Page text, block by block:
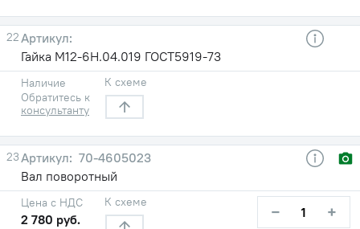
22
Гайка М12-6Н.04.019 ГОСТ5919-73
Наличие
Обратитесь к
консультанту
К схеме
23
70-4605023
Вал поворотный
Цена с НДС
2 780 руб.
К схеме − +